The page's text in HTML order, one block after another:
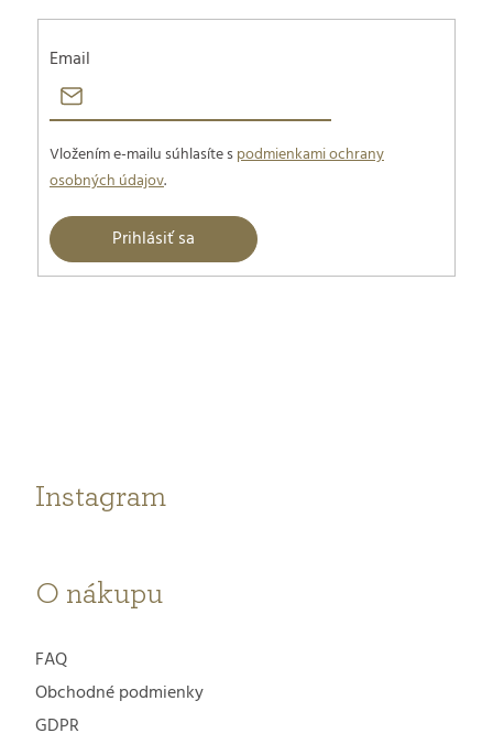
Email
Vložením e-mailu súhlasíte spodmienkami ochrany
osobných údajov.
Prihlásiť sa
Instagram
O nákupu
FAQ
Obchodné podmienky
GDPR